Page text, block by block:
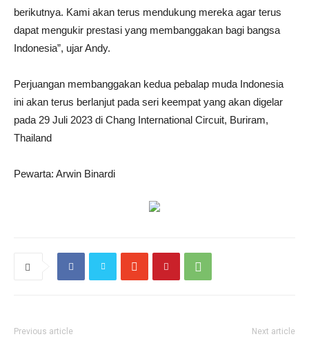
berikutnya. Kami akan terus mendukung mereka agar terus
dapat mengukir prestasi yang membanggakan bagi bangsa
Indonesia”, ujar Andy.
Perjuangan membanggakan kedua pebalap muda Indonesia
ini akan terus berlanjut pada seri keempat yang akan digelar
pada 29 Juli 2023 di Chang International Circuit, Buriram,
Thailand
Pewarta: Arwin Binardi
Previous article Next article